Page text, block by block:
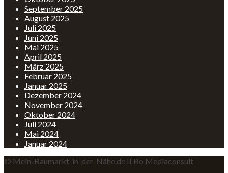
September 2025
August 2025
Juli 2025
Juni 2025
Mai 2025
April 2025
März 2025
Februar 2025
Januar 2025
Dezember 2024
November 2024
Oktober 2024
Juli 2024
Mai 2024
Januar 2024
© Mein-Baumarkt-in-der-Nähe.de II Bo Mediaconsult